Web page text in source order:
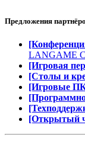
Предложения
LANGAME
[Игровая
[Столы и
[Игровые
[Открытый